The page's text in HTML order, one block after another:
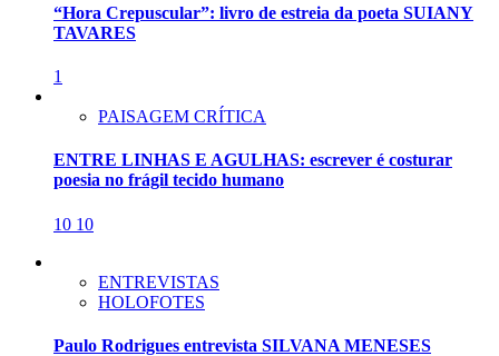
“Hora Crepuscular”: livro de estreia da poeta SUIANY
TAVARES
1
PAISAGEM CRÍTICA
ENTRE LINHAS E AGULHAS: escrever é costurar
poesia no frágil tecido humano
10 10
ENTREVISTAS
HOLOFOTES
Paulo Rodrigues entrevista SILVANA MENESES